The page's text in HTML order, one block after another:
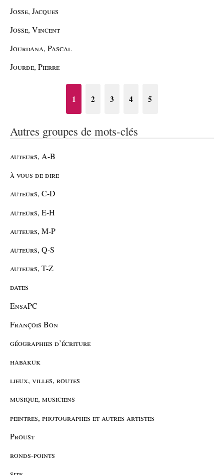
Josse, Jacques
Josse, Vincent
Jourdana, Pascal
Jourde, Pierre
1 2 3 4 5
Autres groupes de mots-clés
auteurs, A-B
à vous de dire
auteurs, C-D
auteurs, E-H
auteurs, M-P
auteurs, Q-S
auteurs, T-Z
dates
EnsaPC
François Bon
géographies d’écriture
habakuk
lieux, villes, routes
musique, musiciens
peintres, photographes et autres artistes
Proust
ronds-points